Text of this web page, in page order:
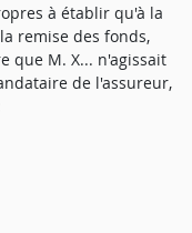
à établir qu'à la
remise des fonds,
que M. X... n'agissait
de l'assureur,